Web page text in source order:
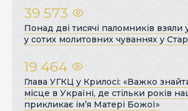
39 573
Понад дві тисячі паломників взяли
у сотих молитовних чуваннях у
19 464
Глава УГКЦ у Крилосі: «Важко
місце в Україні, де стільки років
прикликає ім’я Матері Божої»